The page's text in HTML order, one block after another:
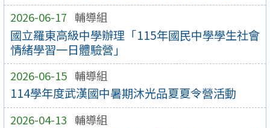
2026-06-17 輔導組
國立羅東高級中學辦理「115年國民中學學生社會
情緒學習一日體驗營」
2026-06-15 輔導組
114學年度武漢國中暑期沐光品夏夏令營活動
2026-04-13 輔導組